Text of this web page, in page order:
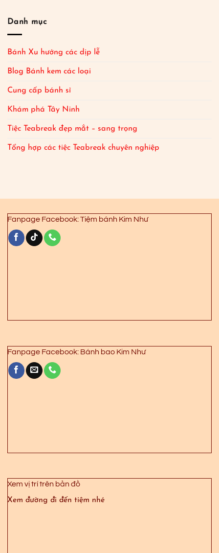
Danh mục
Bánh Xu hướng các dịp lễ
Blog Bánh kem các loại
Cung cấp bánh sỉ
Khám phá Tây Ninh
Tiệc Teabreak đẹp mắt – sang trọng
Tổng hợp các tiệc Teabreak chuyên nghiệp
Fanpage Facebook: Tiệm bánh Kim Như
Fanpage Facebook: Bánh bao Kim Như
Xem vị trí trên bản đồ
Xem đường đi đến tiệm nhé